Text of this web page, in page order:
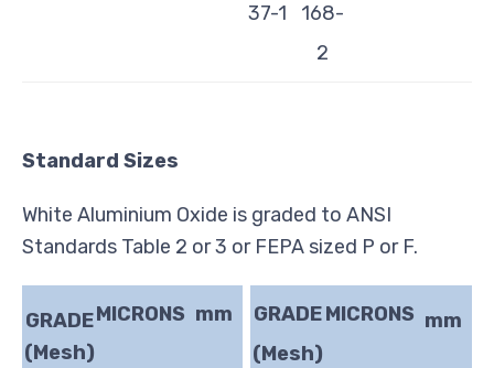
37-1
168-
2
Standard Sizes
White Aluminium Oxide is graded to ANSI
Standards Table 2 or 3 or FEPA sized P or F.
GRADE
(Mesh)
MICRONS mm
GRADE
(Mesh)
MICRONS mm